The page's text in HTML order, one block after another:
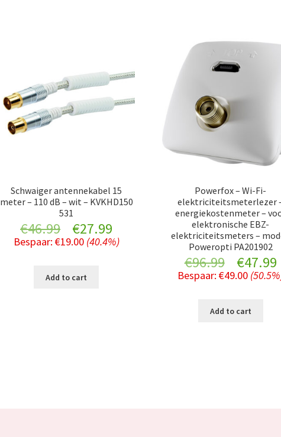
Schwaiger antennekabel 15
meter – 110 dB – wit – KVKHD150
531
€46.99
Original
price
was:
€27.99
price
Bespaar: €19.00 (40.4%)
Add to cart
Powerfox – Wi-Fi-
elektriciteitsmeterlezer
energiekostenmeter –
elektronische EBZ-
elektriciteitsmeters –
Poweropti PA201902
€96.99
Original
price
was:
€47.99
Bespaar:€49.00
Add to cart